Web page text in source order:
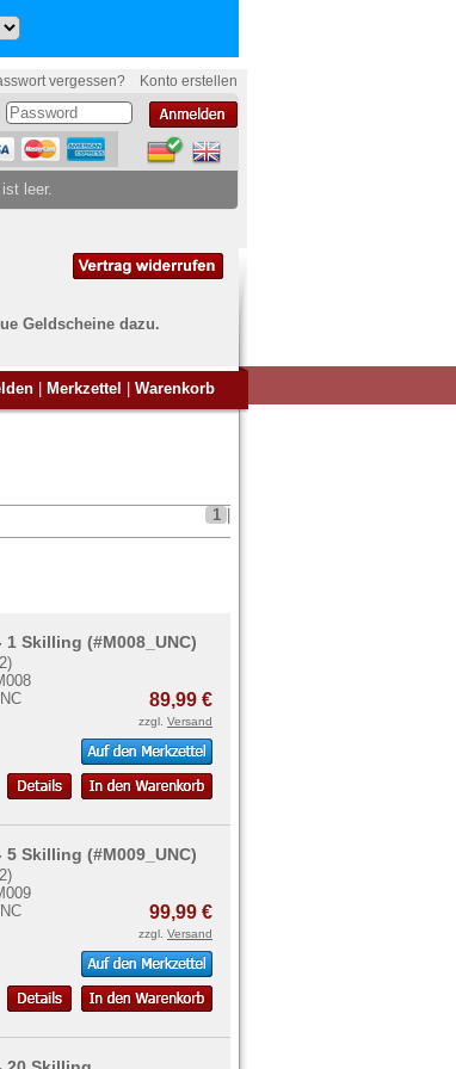
vergessen? Konto erstellen
ist leer.
Geldscheine dazu.
Merkzettel Warenkorb
1
Skilling (#M008_UNC)
89,99 €
zzgl. Versand
Skilling (#M009_UNC)
99,99 €
zzgl. Versand